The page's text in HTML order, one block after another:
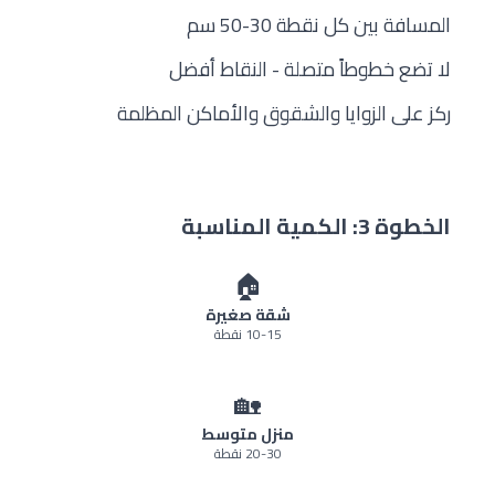
المسافة بين كل نقطة 30-50 سم
لا تضع خطوطاً متصلة - النقاط أفضل
ركز على الزوايا والشقوق والأماكن المظلمة
الخطوة 3: الكمية المناسبة
🏠
شقة صغيرة
10-15 نقطة
🏡
منزل متوسط
20-30 نقطة